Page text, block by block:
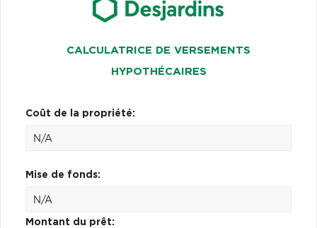
CALCULATRICE DE VERSEMENTS
HYPOTHÉCAIRES
Coût de la propriété:
Mise de fonds:
Montant du prêt: